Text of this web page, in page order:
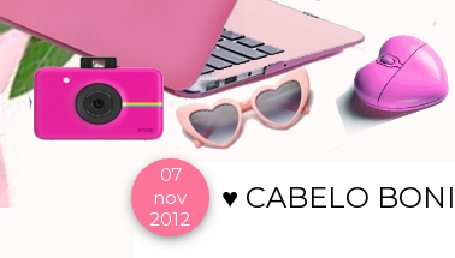
07
nov
2012
♥ CABELO